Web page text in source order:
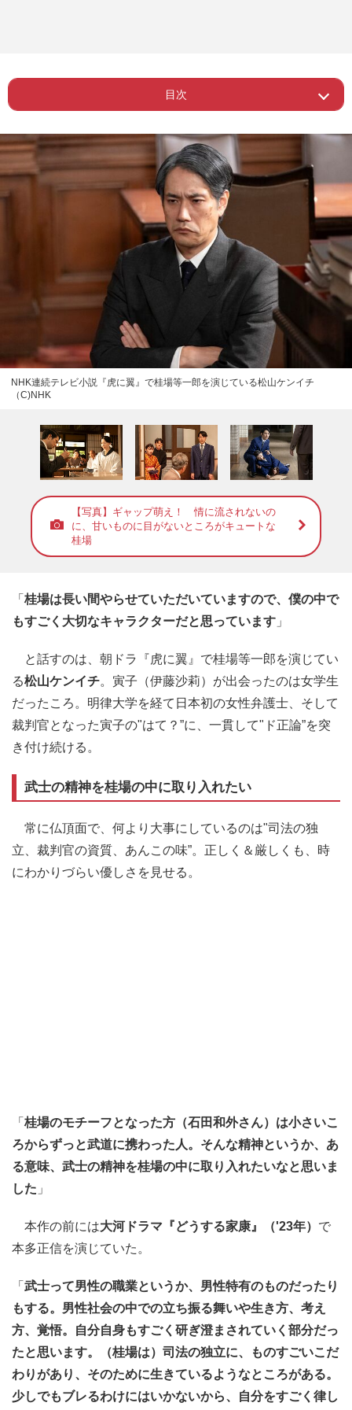
目次
Page 1
ー 武士の精神を桂場の中に取り入れた
い
Page 2 ー 伊藤沙莉は「迷いがない」
NHK連続テレビ小説『虎に翼』で桂場等一郎を演じている松山ケンイチ
（C)NHK
【写真】ギャップ萌え！ 情に流されないの
に、甘いものに目がないところがキュートな
桂場
「 桂場は長い間やらせていただいていますので、僕の中で
もすごく大切なキャラクターだと思っています 」
と話すのは、朝ドラ『虎に翼』で桂場等一郎を演じてい
る松山ケンイチ。寅子（伊藤沙莉）が出会ったのは女学生
だったころ。明律大学を経て日本初の女性弁護士、そして
裁判官となった寅子の"はて？”に、一貫して"ド正論”を突
き付け続ける。
武士の精神を桂場の中に取り入れたい
常に仏頂面で、何より大事にしているのは"司法の独
立、裁判官の資質、あんこの味”。正しく＆厳しくも、時
にわかりづらい優しさを見せる。
「 桂場のモチーフとなった方（石田和外さん）は小さいこ
ろからずっと武道に携わった人。そんな精神というか、あ
る意味、武士の精神を桂場の中に取り入れたいなと思いま
した 」
本作の前には大河ドラマ『どうする家康』（'23年） で
本多正信を演じていた。
「 武士って男性の職業というか、男性特有のものだったり
もする。男性社会の中での立ち振る舞いや生き方、考え
方、覚悟。自分自身もすごく研ぎ澄まされていく部分だっ
たと思います。（桂場は）司法の独立に、ものすごいこだ
わりがあり、そのために生きているようなところがある。
少しでもブレるわけにはいかないから、自分をすごく律し